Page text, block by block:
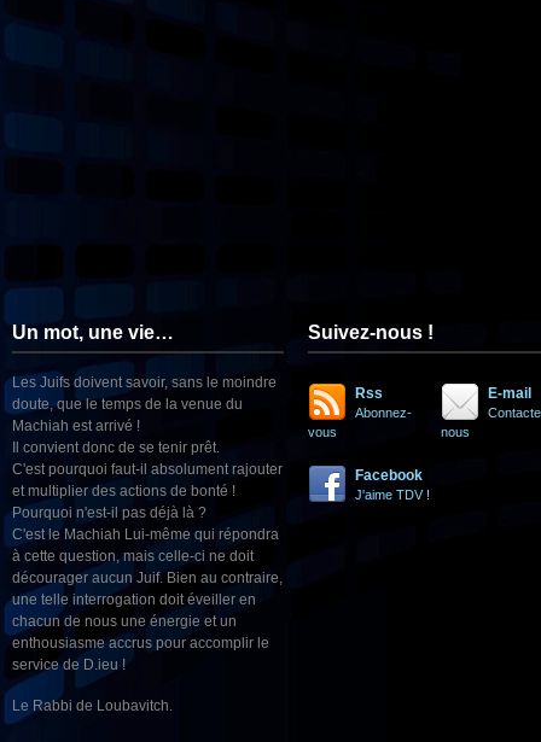
Un mot, une vie…
Les Juifs doivent savoir, sans le moindre
doute, que le temps de la venue du
Machiah est arrivé !
Il convient donc de se tenir prêt.
C'est pourquoi faut-il absolument rajouter
et multiplier des actions de bonté !
Pourquoi n'est-il pas déjà là ?
C'est le Machiah Lui-même qui répondra
à cette question, mais celle-ci ne doit
décourager aucun Juif. Bien au contraire,
une telle interrogation doit éveiller en
chacun de nous une énergie et un
enthousiasme accrus pour accomplir le
service de D.ieu !
Le Rabbi de Loubavitch.
Suivez-nous !
Rss
Abonnez-
vous
E-mail
nous
Facebook
J'aime TDV !